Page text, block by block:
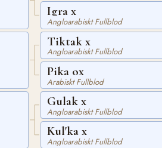
Igra x
Angloarabiskt Fullblod
Tiktak x
Angloarabiskt Fullblod
Pika ox
Arabiskt Fullblod
Gulak x
Angloarabiskt Fullblod
Kul'ka x
Angloarabiskt Fullblod